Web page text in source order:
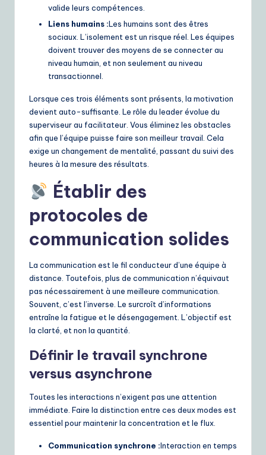
valide leurs compétences.
Liens humains :Les humains sont des êtres
sociaux. L’isolement est un risque réel. Les équipes
doivent trouver des moyens de se connecter au
niveau humain, et non seulement au niveau
transactionnel.
Lorsque ces trois éléments sont présents, la motivation
devient auto-suffisante. Le rôle du leader évolue du
superviseur au facilitateur. Vous éliminez les obstacles
afin que l’équipe puisse faire son meilleur travail. Cela
exige un changement de mentalité, passant du suivi des
heures à la mesure des résultats.
Établir des
protocoles de
communication solides
La communication est le fil conducteur d’une équipe à
distance. Toutefois, plus de communication n’équivaut
pas nécessairement à une meilleure communication.
Souvent, c’est l’inverse. Le surcroît d’informations
entraîne la fatigue et le désengagement. L’objectif est
la clarté, et non la quantité.
Définir le travail synchrone
versus asynchrone
Toutes les interactions n’exigent pas une attention
immédiate. Faire la distinction entre ces deux modes est
essentiel pour maintenir la concentration et le flux.
Communication synchrone :Interaction en temps